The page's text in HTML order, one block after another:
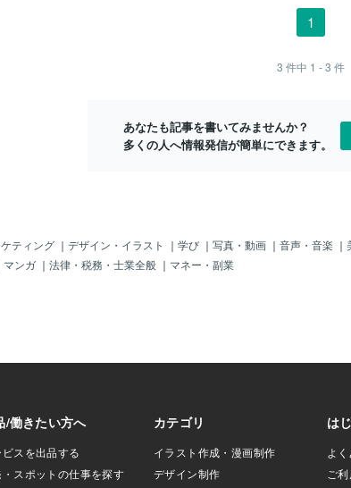
長していると
騎手もつきっ
で、ここはこ
す！ ここはか
！
ております！！！ 🎉🎉プラス ４４，４
を受けて、馬場が渋りそうな印象です！
なので、この馬の血統背景であれば馬場
崎騎手も手ごたえを感じているコメント
を出しています✨✨ ここは積極的に狙っ
ていきたいと考えております！！！
まし
スプ
1
3 件中 1 - 3 件
あなたも記事を書いてみませんか？
多くの人へ情報発信が簡単にできます。
ティング ｜ デザイン・イラスト ｜ 学び ｜ 写真・動画 ｜ 音声・音楽 ｜
マンガ ｜ 法律・税務・士業全般 ｜ マネー・副業